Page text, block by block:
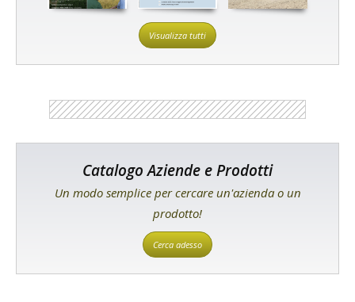
Visualizza tutti
Catalogo Aziende e Prodotti
Un modo semplice per cercare un'azienda o un
prodotto!
Cerca adesso